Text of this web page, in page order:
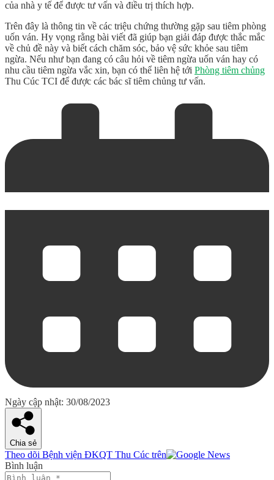
của nhà y tế để được tư vấn và điều trị thích hợp.
Trên đây là thông tin về các triệu chứng thường gặp sau tiêm phòng
uốn ván. Hy vọng rằng bài viết đã giúp bạn giải đáp được thắc mắc
về chủ đề này và biết cách chăm sóc, bảo vệ sức khỏe sau tiêm
ngừa. Nếu như bạn đang có câu hỏi về tiêm ngừa uốn ván hay có
nhu cầu tiêm ngừa vắc xin, bạn có thể liên hệ tới Phòng tiêm chủng
Thu Cúc TCI để được các bác sĩ tiêm chủng tư vấn.
Ngày cập nhật: 30/08/2023
Chia sẻ
Theo dõi Bệnh viện ĐKQT Thu Cúc trên
Bình luận